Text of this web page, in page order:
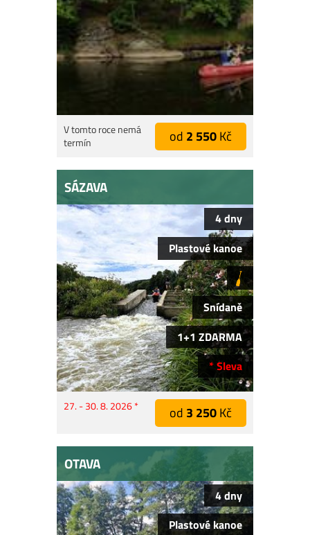
V tomto roce nemá
termín
od 2 550Kč
SÁZAVA
4 dny
Plastové kanoe
Snídaně
1+1 ZDARMA
* Sleva
27. - 30. 8. 2026 * od 3 250Kč
OTAVA
4 dny
Plastové kanoe